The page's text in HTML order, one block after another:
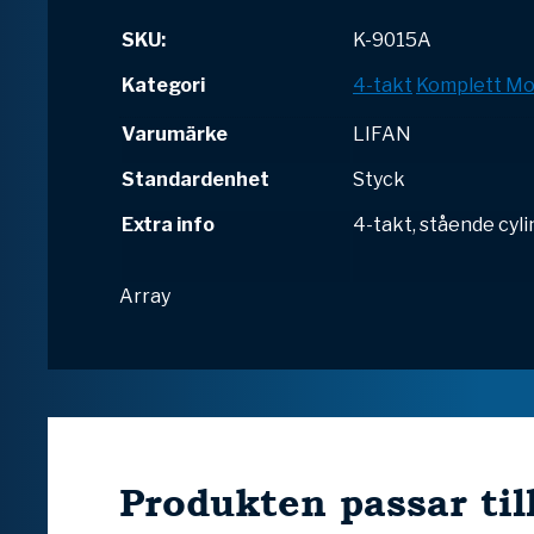
SKU:
K-9015A
Kategori
4-takt Komplett
Varumärke
LIFAN
Standardenhet
Styck
Extra info
4-takt, stående
Array
Produkten passar